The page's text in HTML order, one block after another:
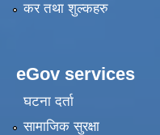
कर तथा शुल्कहरु
eGov services
घटना दर्ता
सामाजिक सुरक्षा